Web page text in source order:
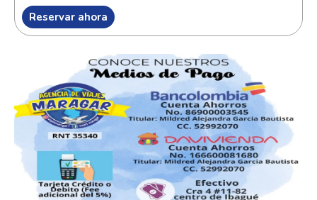
Reservar ahora